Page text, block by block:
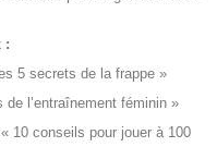
:
5 secrets de la frappe »
l’entraînement féminin »
10 conseils pour jouer à 100